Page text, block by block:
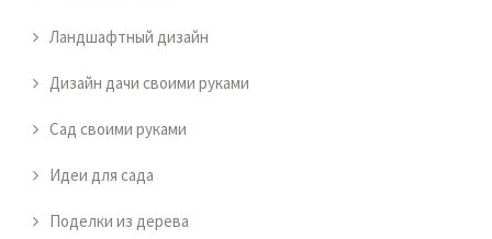
Ландшафтный дизайн
Дизайн дачи своими руками
Сад своими руками
Идеи для сада
Поделки из дерева